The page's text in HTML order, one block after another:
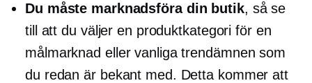
Du måste marknadsföra din butik, så se
till att du väljer en produktkategori för en
målmarknad eller vanliga trendämnen som
du redan är bekant med. Detta kommer att